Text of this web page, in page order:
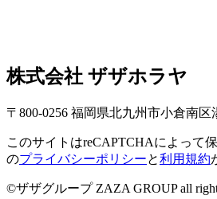
株式会社 ザザホラヤ
〒800-0256 福岡県北九州市小倉南区
このサイトはreCAPTCHAによって
のプライバシーポリシーと利用規約
©ザザグループ ZAZA GROUP all